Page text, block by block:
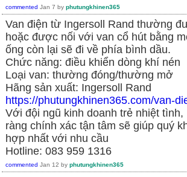
commented Jan 7 by phutungkhinen365
Van điện từ Ingersoll Rand thường
hoặc được nối với van cổ hút bằng
ống còn lại sẽ đi về phía bình dầu.
Chức năng: điều khiển dòng khí nén
Loại van: thường đóng/thường mở
Hãng sản xuất: Ingersoll Rand
https://phutungkhinen365.com/van-
Với đội ngũ kinh doanh trẻ nhiệt
ràng chính xác tận tâm sẽ giúp quý
hợp nhất với nhu cầu
Hotline: 083 959 1316
commented Jan 12 by phutungkhinen365